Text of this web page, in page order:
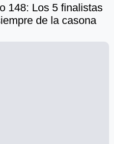
148: Los 5 finalistas
de la casona